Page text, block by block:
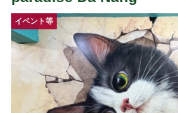
イベント等